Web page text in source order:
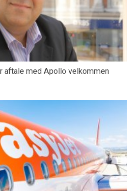
aftale med Apollo velkommen